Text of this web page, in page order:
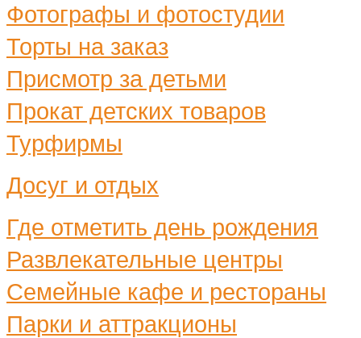
Фотографы и фотостудии
Торты на заказ
Присмотр за детьми
Прокат детских товаров
Турфирмы
Досуг и отдых
Где отметить день рождения
Развлекательные центры
Семейные кафе и рестораны
Парки и аттракционы